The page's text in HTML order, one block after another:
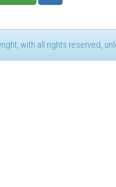
with all rights reserved,